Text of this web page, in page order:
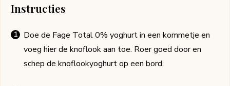
Instructies
Doe de Fage Total 0% yoghurt in een kommetje en
voeg hier de knoflook aan toe. Roer goed door en
schep de knoflookyoghurt op een bord.